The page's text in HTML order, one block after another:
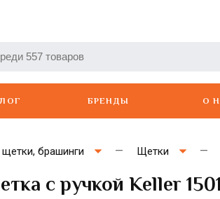
БРЕНДЫ О
щетки, брашинги Щетки
с ручкой Keller